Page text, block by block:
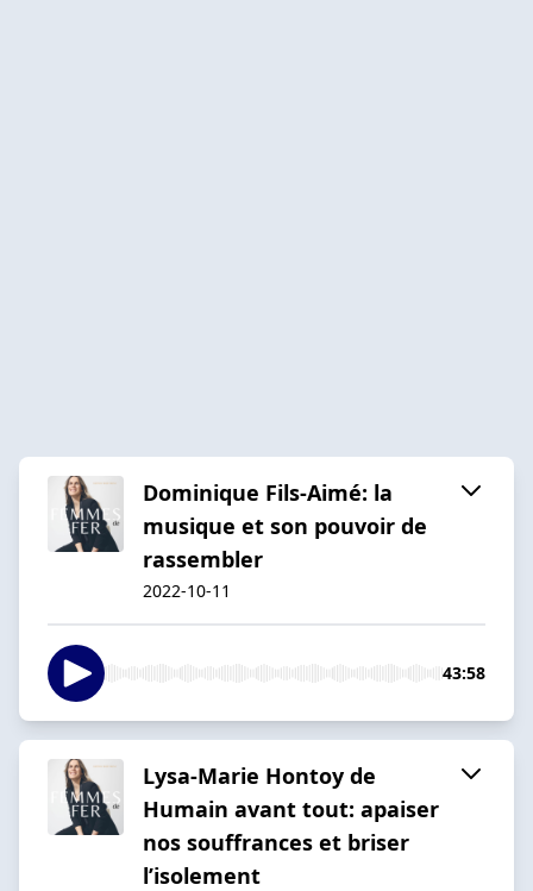
Dominique Fils-Aimé: la
musique et son pouvoir de
rassembler
2022-10-11
43:58
Lysa-Marie Hontoy de
Humain avant tout: apaiser
nos souffrances et briser
l’isolement